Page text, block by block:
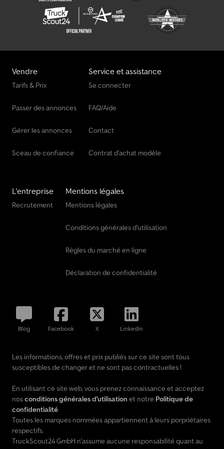
Vendre
Tarifs & Prix
Passer des annonces
Gérer les annonces
Sceau de confiance
Service et assistance
Se connecter
FAQ/Aide
Contact
Contrat d'achat modèle
L'entreprise
Recrutement
Mentions légales
Mentions légales
Conditions générales d'utilisation
Règles du marché en ligne
Déclaration de confidentialité
Blog Facebook X LinkedIn
Les informations, offres et prix publiés sur ce site sont tous
susceptibles de changer et ne sont pas contractuelles !
En utilisant ce site web, vous prenez connaissance et acceptez
nosconditions générales d'utilisation et notre Politique de
confidentialité.
Toutes les marques nommées appartiennent à leurs porpriétaires
respectifs.
TruckScout24 GmbH n'assume aucune responsabilité quant au